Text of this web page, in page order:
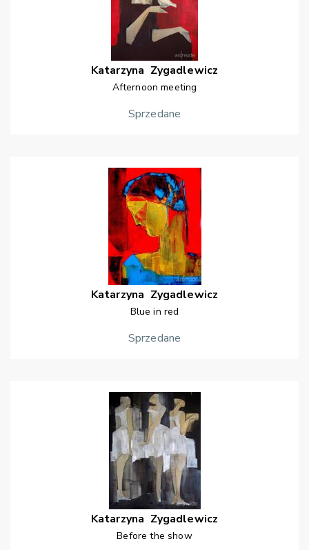
Katarzyna Zygadlewicz
Afternoon meeting
Sprzedane
Katarzyna Zygadlewicz
Blue in red
Sprzedane
Katarzyna Zygadlewicz
Before the show